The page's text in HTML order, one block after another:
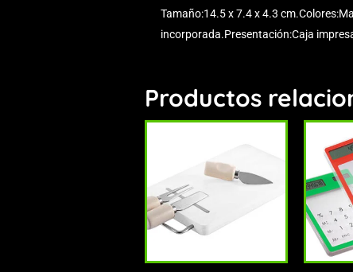
Tamaño:14.5 x 7.4 x 4.3
incorporada.Presentación:Caja
Productos